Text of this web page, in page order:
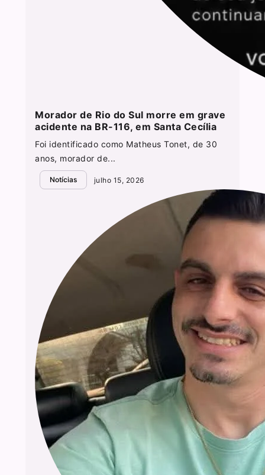
Morador de Rio do Sul morre em grave
acidente na BR-116, em Santa Cecília
Foi identificado como Matheus Tonet, de 30
anos, morador de...
Notícias julho 15, 2026